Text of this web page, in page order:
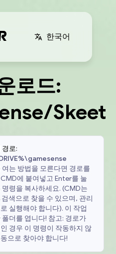
한국어
로드:
Skeet
경로:
여는 방법을 모른다면 경로를
에 붙여넣고 Enter를 눌
명령을 복사하세요. (CMD는
색으로 찾을 수 있으며, 관리
실행해야 합니다). 이 작업
폴더를 엽니다! 참고: 경로가
경우 이 명령이 작동하지 않
으로 찾아야 합니다!